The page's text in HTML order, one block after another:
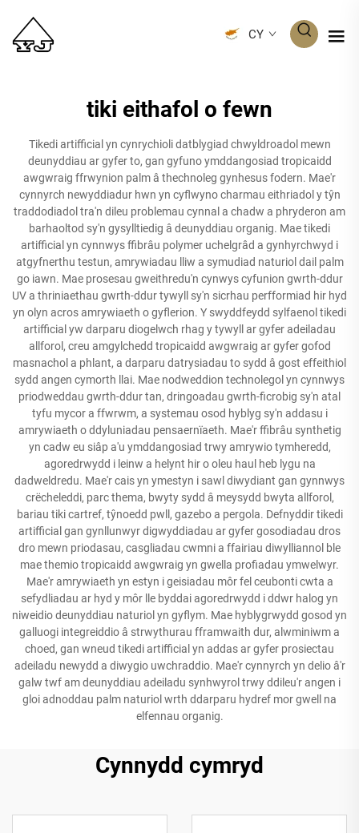
CY
tiki eithafol o fewn
Tikedi artifficial yn cynrychioli datblygiad chwyldroadol mewn
deunyddiau ar gyfer to, gan gyfuno ymddangosiad tropicaidd
awgwraig ffrwynion palm â thechnoleg gynhesus fodern. Mae'r
cynnyrch newyddiadur hwn yn cyflwyno charmau eithriadol y tŷn
traddodiadol tra'n dileu problemau cynnal a chadw a phryderon am
barhaoltod sy'n gysylltiedig â deunyddiau organig. Mae tikedi
artifficial yn cynnwys ffibrâu polymer uchelgrâd a gynhyrchwyd i
atgyfnerthu testun, amrywiadau lliw a symudiad naturiol dail palm
go iawn. Mae prosesau gweithredu'n cynwys cyfunion gwrth-ddur
UV a thriniaethau gwrth-ddur tywyll sy'n sicrhau perfformiad hir hyd
yn olyn acros amrywiaeth o gyflerion. Y swyddfeydd sylfaenol tikedi
artifficial yw darparu diogelwch rhag y tywyll ar gyfer adeiladau
allforol, creu amgylchedd tropicaidd awgwraig ar gyfer gofod
masnachol a phlant, a darparu datrysiadau to sydd â gost effeithiol
sydd angen cymorth llai. Mae nodweddion technolegol yn cynnwys
priodweddau gwrth-ddur tan, dringoadau gwrth-ficrobig sy'n atal
tyfu mycor a ffwrwm, a systemau osod hyblyg sy'n addasu i
amrywiaeth o ddyluniadau pensaernïaeth. Mae'r ffibrâu synthetig
yn cadw eu siâp a'u ymddangosiad trwy amrywio tymheredd,
agoredrwydd i leinw a helynt hir o oleu haul heb lygu na
dadweldredu. Mae'r cais yn ymestyn i sawl diwydiant gan gynnwys
crëcheleddi, parc thema, bwyty sydd â meysydd bwyta allforol,
bariau tiki cartref, tŷnoedd pwll, gazebo a pergola. Defnyddir tikedi
artifficial gan gynllunwyr digwyddiadau ar gyfer gosodiadau dros
dro mewn priodasau, casgliadau cwmni a ffairiau diwylliannol ble
mae themio tropicaidd awgwraig yn gwella profiadau ymwelwyr.
Mae'r amrywiaeth yn estyn i geisiadau môr fel ceubonti cwta a
sefydliadau ar hyd y môr lle byddai agoredrwydd i ddwr halog yn
niweidio deunyddiau naturiol yn gyflym. Mae hyblygrwydd gosod yn
galluogi integreiddio â strwythurau fframwaith dur, alwminiwm a
choed, gan wneud tikedi artifficial yn addas ar gyfer prosiectau
adeiladu newydd a diwygio uwchraddio. Mae'r cynnyrch yn delio â'r
galw twf am deunyddiau adeiladu synhwyrol trwy ddileu'r angen i
gloi adnoddau palm naturiol wrth ddarparu hydref mor gwell na
elfennau organig.
Cynnydd cymryd